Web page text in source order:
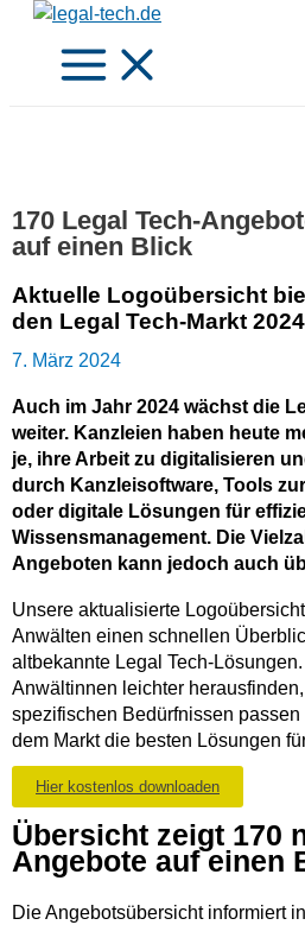
Zum
springen
170 Legal Tech-
auf einen Blick
Aktuelle Logoübersicht
den Legal Tech-Markt 2024
7. März 2024
Auch im Jahr 2024 wächst die
weiter. Kanzleien haben heute
je, ihre Arbeit zu digitalisieren
durch Kanzleisoftware, Tools
oder digitale Lösungen für
Wissensmanagement. Die
Angeboten kann jedoch auch
Unsere aktualisierte
Anwälten einen schnellen
altbekannte Legal Tech-
Anwältinnen leichter
spezifischen Bedürfnissen
dem Markt die besten Lösungen
Hier kostenlos downloaden
Übersicht zeigt 170
Angebote auf einen
Die Angebotsübersicht informiert